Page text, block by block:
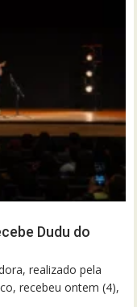
Dudu do
realizado pela
recebeu ontem (4),